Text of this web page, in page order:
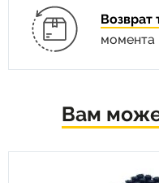
Возврат
момента
Вам